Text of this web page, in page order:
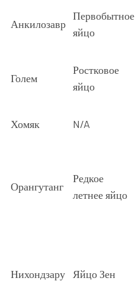
Анкилозавр
Первобытное
яйцо
Голем
Ростковое
яйцо
Хомяк N/A
Орангутанг
Редкое
летнее яйцо
Нихондзару Яйцо Зен